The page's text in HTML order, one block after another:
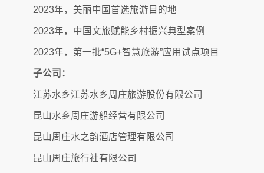
2023年，美丽中国首选旅游目的地
2023年，中国文旅赋能乡村振兴典型案例
2023年，第一批“5G+智慧旅游”应用试点项目
子公司：
江苏水乡江苏水乡周庄旅游股份有限公司
昆山水乡周庄游船经营有限公司
昆山周庄水之韵酒店管理有限公司
昆山周庄旅行社有限公司